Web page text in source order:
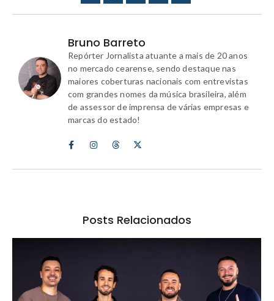
Bruno Barreto
Repórter Jornalista atuante a mais de 20 anos
no mercado cearense, sendo destaque nas
maiores coberturas nacionais com entrevistas
com grandes nomes da música brasileira, além
de assessor de imprensa de várias empresas e
marcas do estado!
Posts Relacionados